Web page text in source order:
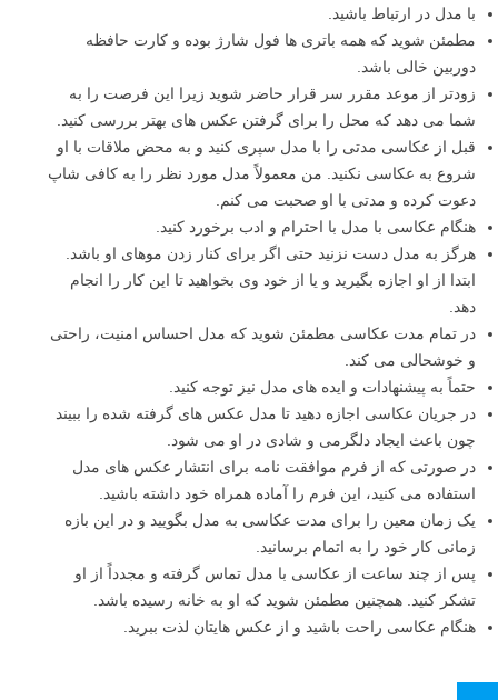
با مدل در ارتباط باشید.
مطمئن شوید که همه باتری ها فول شارژ بوده و کارت حافظه
دوربین خالی باشد.
زودتر از موعد مقرر سر قرار حاضر شوید زیرا این فرصت را به
شما می دهد که محل را برای گرفتن عکس های بهتر بررسی کنید.
قبل از عکاسی مدتی را با مدل سپری کنید و به محض ملاقات با او
شروع به عکاسی نکنید. من معمولاً مدل مورد نظر را به کافی شاپ
دعوت کرده و مدتی با او صحبت می کنم.
هنگام عکاسی با مدل با احترام و ادب برخورد کنید.
هرگز به مدل دست نزنید حتی اگر برای کنار زدن موهای او باشد.
ابتدا از او اجازه بگیرید و یا از خود وی بخواهید تا این کار را انجام
دهد.
در تمام مدت عکاسی مطمئن شوید که مدل احساس امنیت، راحتی
و خوشحالی می کند.
حتماً به پیشنهادات و ایده های مدل نیز توجه کنید.
در جریان عکاسی اجازه دهید تا مدل عکس های گرفته شده را ببیند
چون باعث ایجاد دلگرمی و شادی در او می شود.
در صورتی که از فرم موافقت نامه برای انتشار عکس های مدل
استفاده می کنید، این فرم را آماده همراه خود داشته باشید.
یک زمان معین را برای مدت عکاسی به مدل بگویید و در این بازه
زمانی کار خود را به اتمام برسانید.
پس از چند ساعت از عکاسی با مدل تماس گرفته و مجدداً از او
تشکر کنید. همچنین مطمئن شوید که او به خانه رسیده باشد.
هنگام عکاسی راحت باشید و از عکس هایتان لذت ببرید.